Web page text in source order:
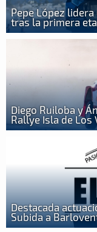
Pepe López
tras la primera
Diego Ruiloba y
Rallye Isla de Los
Destacada
Subida a